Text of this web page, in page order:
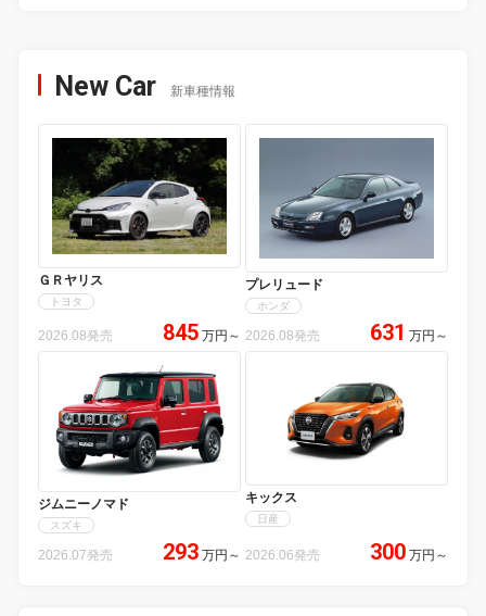
New Car 新車種情報
ＧＲヤリス
トヨタ
2026.08発売 845 万円 ～
プレリュード
ホンダ
2026.08発売 631 万円 ～
ジムニーノマド
スズキ
2026.07発売 293 万円 ～
キックス
日産
2026.06発売 300 万円 ～